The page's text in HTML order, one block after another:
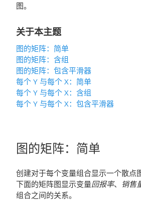
图。
关于本主题
图的矩阵： 简单
图的矩阵： 含组
图的矩阵： 包含平滑器
每个 Y 与每个 X： 简单
每个 Y 与每个 X： 含组
每个 Y 与每个 X： 包含平滑器
图的矩阵： 简单
创建对于每个变量组合显示一个散点
下面的矩阵图显示变量回报率、 销售
组合之间的关系。